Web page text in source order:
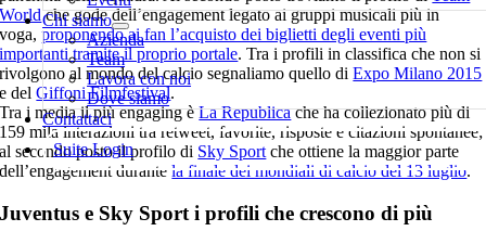
Chi siamo
Azienda
Team
Lavora con noi
Dove siamo
Contattaci
Suite Login
Worldche gode dell’engagement legato ai gruppi musicali più in
voga,proponendo ai fan l’acquisto dei biglietti degli eventi più
importanti tramite il proprio portale. Tra i profili in classifica che non si
rivolgono al mondo del calcio segnaliamo quello diExpo Milano 2015
e delGiffoni Filmfestival.
Tra i media il più engaging èLa Republicache ha collezionato più di
159 mila interazioni tra retweet, favorite, risposte e citazioni spontanee;
al secondo posto il profilo di Sky Sportche ottiene la maggior parte
dell’engagement durantela finale dei mondiali di calcio del 13 luglio.
Juventus e Sky Sport i profili che crescono di più